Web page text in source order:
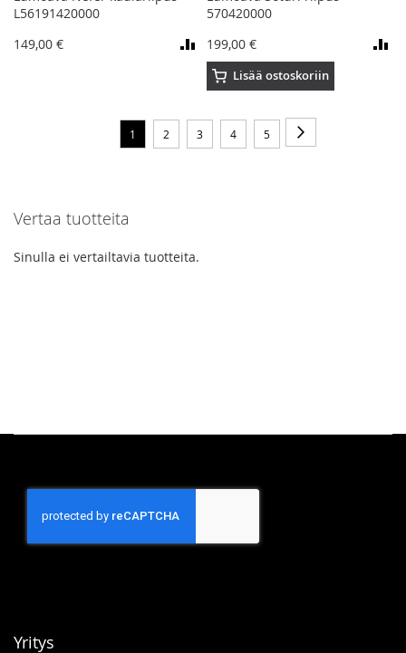
L56191420000
149,00 €
570420000
199,00 €
Lisää ostoskoriin
Sivu
You're
1 Sivu
2 Sivu
3 Sivu
4 Sivu
5
Vertaa tuotteita
Sinulla ei vertailtavia tuotteita.
Yritys